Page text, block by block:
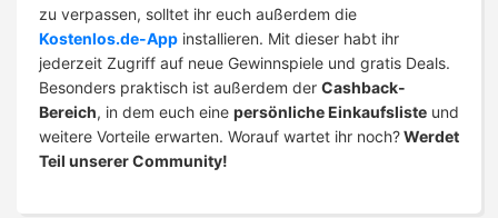
zu verpassen, solltet ihr euch außerdem die
Kostenlos.de-App installieren. Mit dieser habt ihr
jederzeit Zugriff auf neue Gewinnspiele und gratis Deals.
Besonders praktisch ist außerdem der Cashback-
Bereich, in dem euch eine persönliche Einkaufsliste und
weitere Vorteile erwarten. Worauf wartet ihr noch?Werdet
Teil unserer Community!